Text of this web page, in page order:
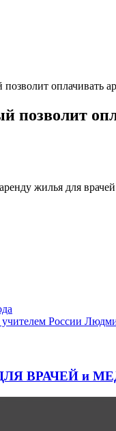
оплачивать
жилья для
России
ВРАЧЕЙ и